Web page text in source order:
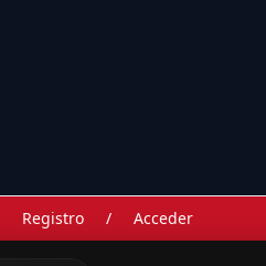
Registro / Acceder